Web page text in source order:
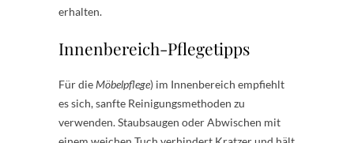
erhalten.
Innenbereich-Pflegetipps
Für dieMöbelpflege) im Innenbereich empfiehlt
es sich, sanfte Reinigungsmethoden zu
verwenden. Staubsaugen oder Abwischen mit